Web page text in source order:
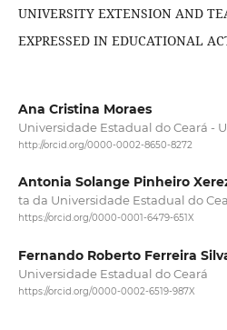
UNIVERSITY EXTENSION AND
EXPRESSED IN EDUCATIONAL
Ana Cristina Moraes
Universidade Estadual do Ceará -
http://orcid.org/0000-0002-8650-8272
Antonia Solange Pinheiro
ta da Universidade Estadual do
https://orcid.org/0000-0001-6479-651X
Fernando Roberto Ferreira
Universidade Estadual do Ceará
https://orcid.org/0000-0002-6519-987X